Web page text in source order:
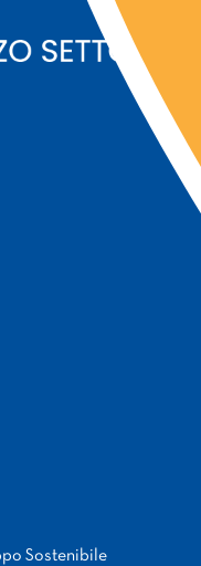
Sostenibile